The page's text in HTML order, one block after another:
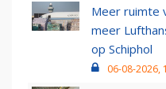
Meer ruimte
meer
op Schiphol
06-08-2026,